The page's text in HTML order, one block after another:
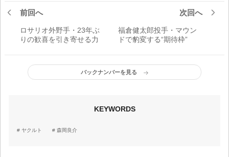
前回へ
ロサリオ外野手・23年ぶ
りの歓喜を引き寄せる力
次回へ
福倉健太郎投手・マウン
ドで豹変する“期待枠”
バックナンバーを見る
KEYWORDS
ヤクルト 森岡良介